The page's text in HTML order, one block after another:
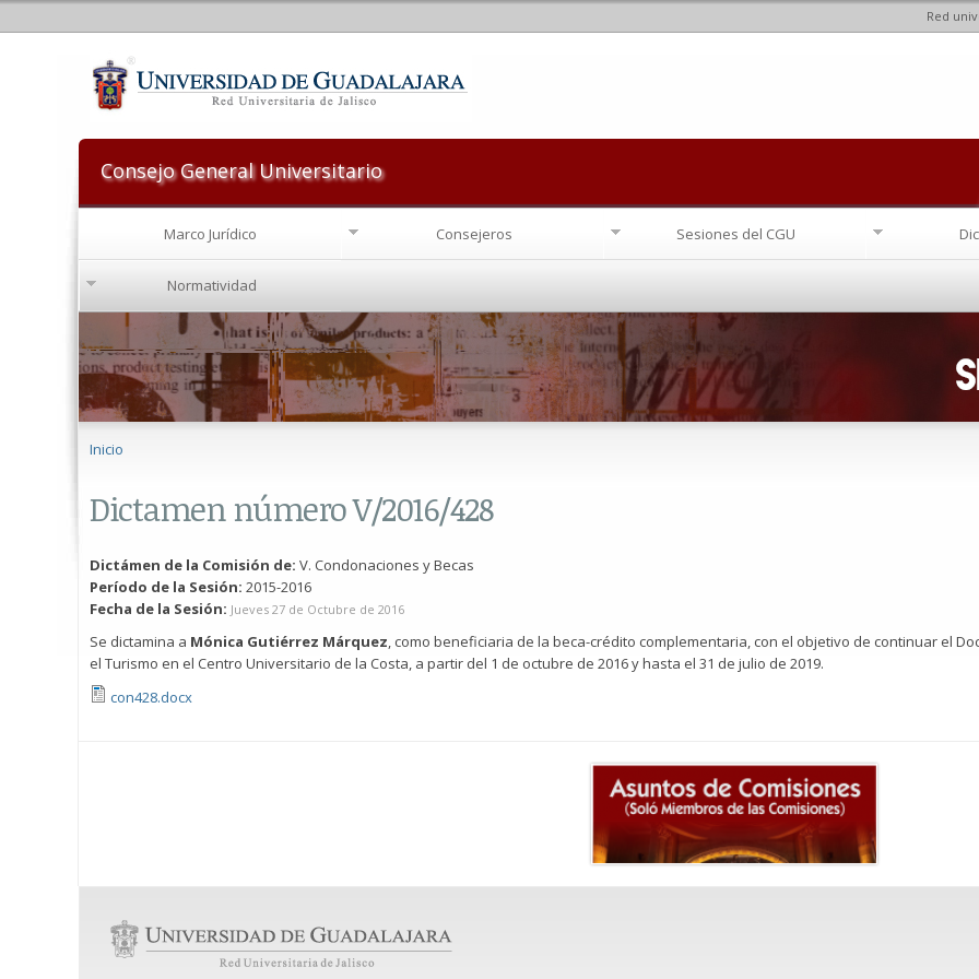
Red
Consejo General Universitario
Marco Jurídico Consejeros Sesiones del CGU
Normatividad
Inicio
Dictamen número V/2016/428
Dictámen de la Comisión de: V. Condonaciones y Becas
Período de la Sesión: 2015-2016
Fecha de la Sesión: Jueves 27 de Octubre de 2016
Se dictamina a Mónica Gutiérrez Márquez, como beneficiaria de la beca-crédito complementaria, con el objetivo de continuar el
el Turismo en el Centro Universitario de la Costa, a partir del 1 de octubre de 2016 y hasta el 31 de julio de 2019.
con428.docx